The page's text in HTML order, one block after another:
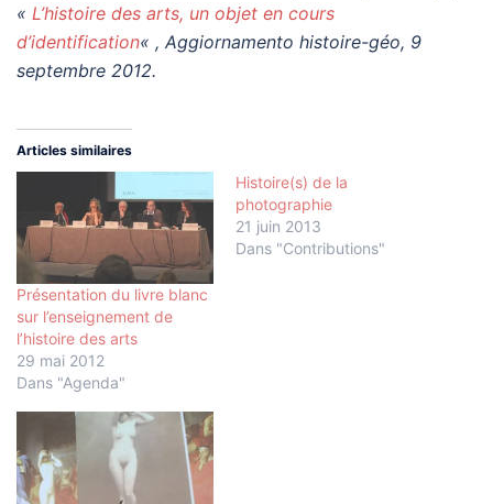
« L’histoire des arts, un objet en cours
d’identification« , Aggiornamento histoire-géo, 9
septembre 2012.
Articles similaires
Présentation du livre blanc
sur l’enseignement de
l’histoire des arts
29 mai 2012
Dans "Agenda"
Histoire(s) de la
photographie
21 juin 2013
Dans "Contributions"